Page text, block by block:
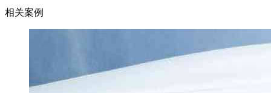
相关案例